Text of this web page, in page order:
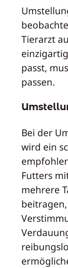
Tierarzt
passt,
passen.
Bei der
wird ein
Futters
mehrere